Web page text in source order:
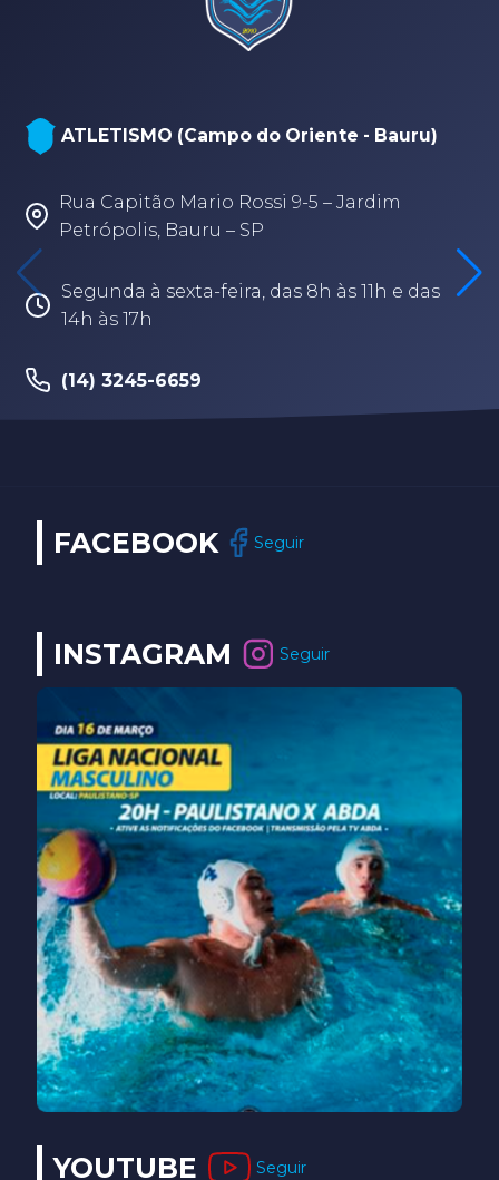
ATLETISMO (Campo do Oriente - Bauru)
Rua Capitão Mario Rossi 9-5 – Jardim
Petrópolis, Bauru – SP
Segunda à sexta-feira, das 8h às 11h e das
14h às 17h
(14) 3245-6659
FACEBOOK Seguir
INSTAGRAM Seguir
YOUTUBE Seguir